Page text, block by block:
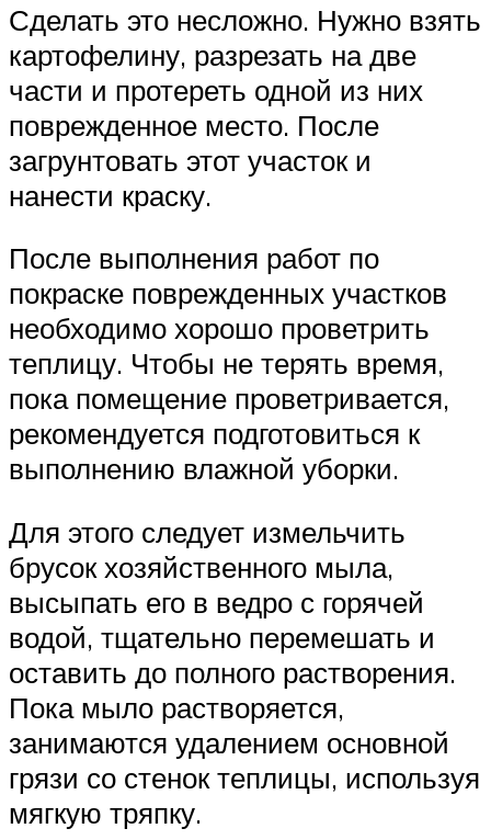
Сделать это несложно. Нужно взять
картофелину, разрезать на две
части и протереть одной из них
поврежденное место. После
загрунтовать этот участок и
нанести краску.
После выполнения работ по
покраске поврежденных участков
необходимо хорошо проветрить
теплицу. Чтобы не терять время,
пока помещение проветривается,
рекомендуется подготовиться к
выполнению влажной уборки.
Для этого следует измельчить
брусок хозяйственного мыла,
высыпать его в ведро с горячей
водой, тщательно перемешать и
оставить до полного растворения.
Пока мыло растворяется,
занимаются удалением основной
грязи со стенок теплицы, используя
мягкую тряпку.